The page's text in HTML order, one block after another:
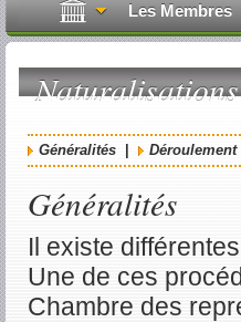
Les Membres
Naturalisations
Généralités
Généralités
Il existe
Une de ces
Chambre des